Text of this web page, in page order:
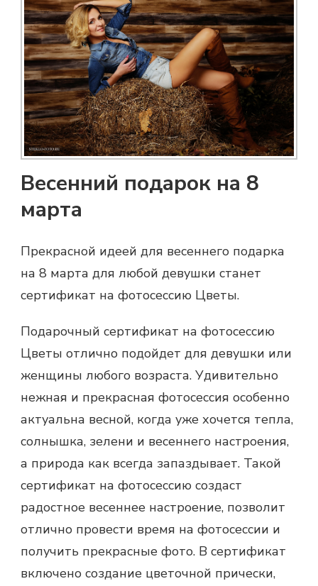
Весенний подарок на 8
марта
Прекрасной идеей для весеннего подарка
на 8 марта для любой девушки станет
сертификат на фотосессию Цветы.
Подарочный сертификат на фотосессию
Цветы отлично подойдет для девушки или
женщины любого возраста. Удивительно
нежная и прекрасная фотосессия особенно
актуальна весной, когда уже хочется тепла,
солнышка, зелени и весеннего настроения,
а природа как всегда запаздывает. Такой
сертификат на фотосессию создаст
радостное весеннее настроение, позволит
отлично провести время на фотосессии и
получить прекрасные фото. В сертификат
включено создание цветочной прически,